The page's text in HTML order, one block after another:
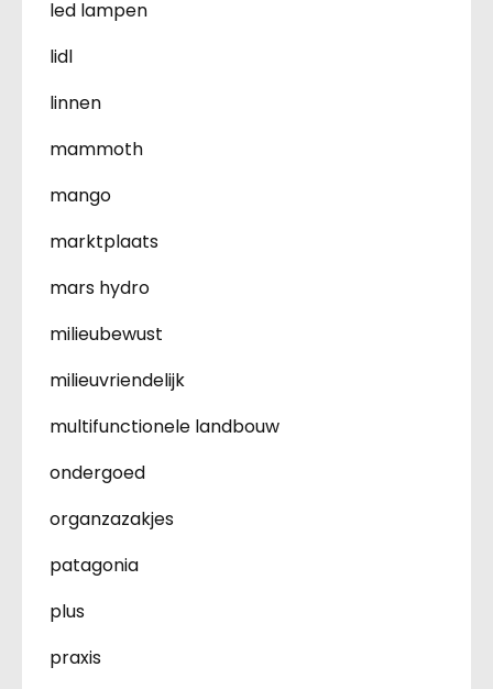
led lampen
lidl
linnen
mammoth
mango
marktplaats
mars hydro
milieubewust
milieuvriendelijk
multifunctionele landbouw
ondergoed
organzazakjes
patagonia
plus
praxis